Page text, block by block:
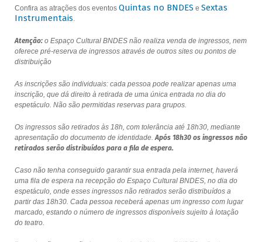
Confira as atrações dos eventos Quintas no BNDES e Sextas
Instrumentais.
Atenção:o Espaço Cultural BNDES não realiza venda de ingressos, nem
oferece pré-reserva de ingressos através de outros sites ou pontos de
distribuição
As inscrições são individuais: cada pessoa pode realizar apenas uma
inscrição, que dá direito à retirada de uma única entrada no dia do
espetáculo. Não são permitidas reservas para grupos.
Os ingressos são retirados às 18h, com tolerância até 18h30, mediante
apresentação do documento de identidade.Após 18h30 os ingressos não
retirados serão distribuídos para a fila de espera.
Caso não tenha conseguido garantir sua entrada pela internet, haverá
uma fila de espera na recepção do Espaço Cultural BNDES, no dia do
espetáculo, onde esses ingressos não retirados serão distribuídos a
partir das 18h30. Cada pessoa receberá apenas um ingresso com lugar
marcado, estando o número de ingressos disponíveis sujeito à lotação
do teatro.